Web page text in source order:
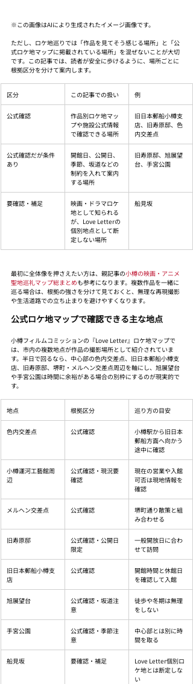
※この画像はAIにより生成されたイメージ画像です。
ただし、ロケ地巡りでは「作品を見てそう感じる場所」と「公
式ロケ地マップに掲載されている場所」を混ぜないことが大切
です。この記事では、読者が安全に歩けるように、場所ごとに
根拠区分を分けて案内します。
区分 この記事での扱い 例
公式確認
作品別ロケ地マッ
プや施設公式情報
で確認できる場所
旧日本郵船小樽支
店、旧寿原邸、色
内交差点
公式確認だが条件
あり
開館日、公開日、
季節、坂道などの
制約を入れて案内
する場所
旧寿原邸、旭展望
台、手宮公園
要確認・補足
映画・ドラマロケ
地として知られる
が、Love Letterの
個別地点として断
定しない場所
船見坂
最初に全体像を押さえたい方は、親記事の小樽の映画・アニメ
聖地巡礼マップ総まとめも参考になります。複数作品を一緒に
巡る場合は、根拠の強さを分けて見ておくと、無理な再現撮影
や生活道路での立ち止まりを避けやすくなります。
公式ロケ地マップで確認できる主な地点
小樽フィルムコミッションの『Love Letter』ロケ地マップで
は、市内の複数地点が作品の撮影場所として紹介されていま
す。半日で回るなら、中心部の色内交差点、旧日本郵船小樽支
店、旧寿原邸、堺町・メルヘン交差点周辺を軸にし、旭展望台
や手宮公園は時間に余裕がある場合の別枠にするのが現実的で
す。
地点 根拠区分 巡り方の目安
色内交差点 公式確認
小樽駅から旧日本
郵船方面へ向かう
途中に確認
小樽運河工藝館周
辺
公式確認・現況要
確認
現在の営業や入館
可否は現地情報を
確認
メルヘン交差点 公式確認
堺町通り散策と組
み合わせる
旧寿原邸
公式確認・公開日
限定
一般開放日に合わ
せて訪問
旧日本郵船小樽支
店
公式確認
開館時間と休館日
を確認して入館
旭展望台
公式確認・坂道注
意
徒歩や冬期は無理
をしない
手宮公園
公式確認・季節注
意
中心部とは別に時
間を取る
船見坂 要確認・補足
Love Letter個別ロ
ケ地とは断定しな
い